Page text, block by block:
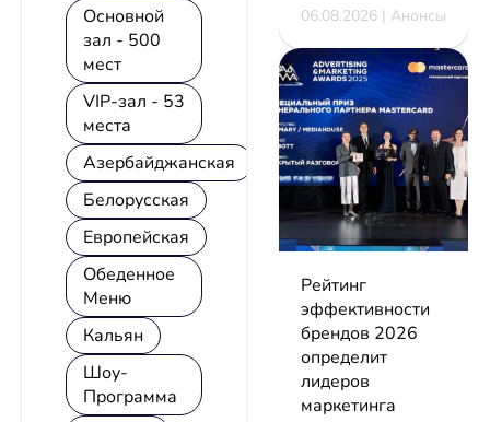
Основной
зал - 500
мест
VIP-зал - 53
места
Азербайджанская
Белорусская
Европейская
Обеденное
Меню
Кальян
Шоу-
Программа
06.08.2026 | Анонсы
Рейтинг
эффективности
брендов 2026
определит
лидеров
маркетинга